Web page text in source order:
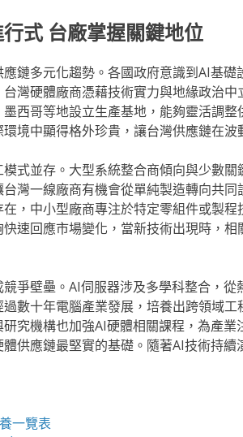
式 台廠掌握關鍵地位
鏈多元化趨勢。各國政府意識到AI基
灣硬體廠商憑藉技術實力與地緣政治
西哥等地設立生產基地，能夠靈活調
境中顯得格外珍貴，讓台灣供應鏈在波
式並存。大型系統整合商傾向與少數
灣一線廠商有機會從單純製造轉向共
，中小型廠商專注於特定零組件或製
速回應市場變化，當新技術出現時，
爭壁壘。AI伺服器涉及多學科整合，
數十年電腦產業發展，培養出跨領域
究機構也加強AI硬體相關課程，為產
供應鏈最堅實的基礎。隨著AI技術持
一覽表